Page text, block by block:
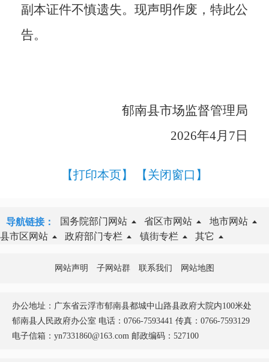
副本证件不慎遗失。现声明作废，特此公
告。
郁南县市场监督管理局
2026年4月 7 日
【打印本页】 【关闭窗口】
导航链接： 国务院部门网站 省区市网站
地市网站
县市区网站
政府部门专栏 镇街专栏 其它
网站声明 子网站群 联系我们 网站地图
办公地址：广东省云浮市郁南县都城中山路县政府大院内100米处
郁南县人民政府办公室 电话：0766-7593441 传真：0766-7593129
电子信箱：yn7331860@163.com 邮政编码：527100